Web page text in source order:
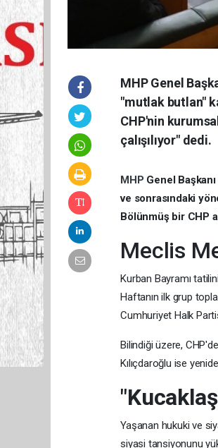
MHP Genel
"mutlak butlan"
CHP'nin
çalışılıyor" dedi.
MHP Genel
ve sonrasındaki
Bölünmüş bir CHP
Meclis
Kurban Bayramı
Haftanın ilk grup
Cumhuriyet Halk
Bilindiği üzere,
Kılıçdaroğlu ise
"
Yaşanan hukuki ve
siyasi tansiyonunu